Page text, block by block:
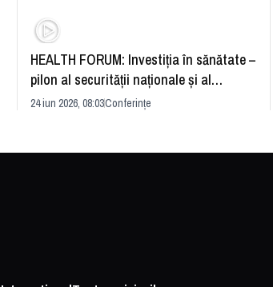
HEALTH FORUM: Investiția în sănătate –
pilon al securității naționale și al
dezvoltării economice
24 iun 2026, 08:03Conferințe